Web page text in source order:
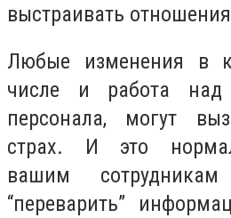
выстраивать
Любые изменения в
числе и работа над
персонала, могут
страх. И это
вашим
“переварить”